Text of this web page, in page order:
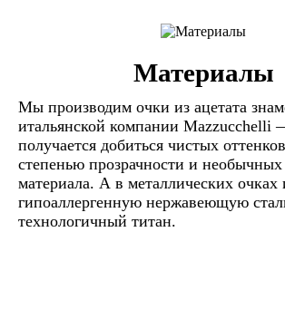
Материалы
Мы производим очки из ацетата
итальянской компании Mazzucchelli
получается добиться чистых
степенью прозрачности и необычных
материала. А в металлических очках
гипоаллергенную нержавеющую
технологичный титан.